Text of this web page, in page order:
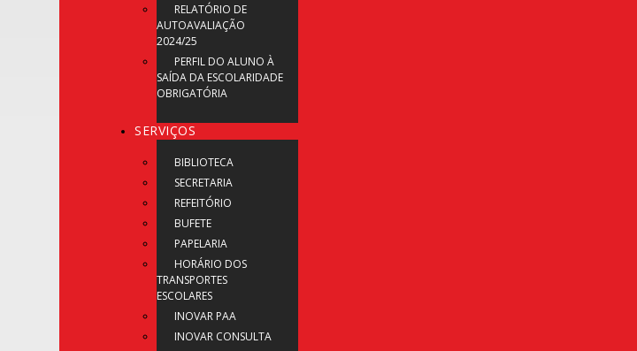
RELATÓRIO DE
AUTOAVALIAÇÃO
2024/25
PERFIL DO ALUNO À
SAÍDA DA ESCOLARIDADE
OBRIGATÓRIA
SERVIÇOS
BIBLIOTECA
SECRETARIA
REFEITÓRIO
BUFETE
PAPELARIA
HORÁRIO DOS
TRANSPORTES
ESCOLARES
INOVAR PAA
INOVAR CONSULTA